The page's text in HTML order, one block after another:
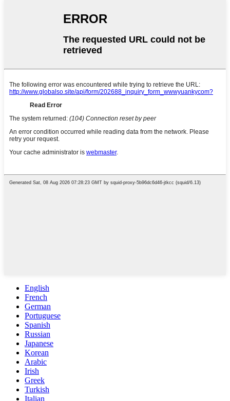
English
French
German
Portuguese
Spanish
Russian
Japanese
Korean
Arabic
Irish
Greek
Turkish
Italian